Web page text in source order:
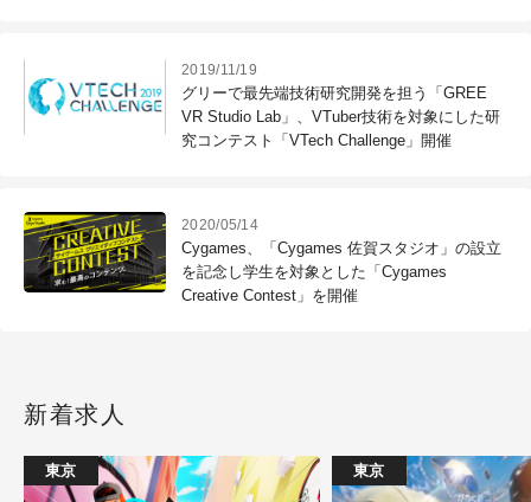
2019/11/19
グリーで最先端技術研究開発を担う「GREE
VR Studio Lab」、VTuber技術を対象にした研
究コンテスト「VTech Challenge」開催
2020/05/14
Cygames、「Cygames 佐賀スタジオ」の設立
を記念し学生を対象とした「Cygames
Creative Contest」を開催
新着求人
東京 東京